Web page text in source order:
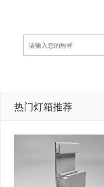
热门灯箱推荐